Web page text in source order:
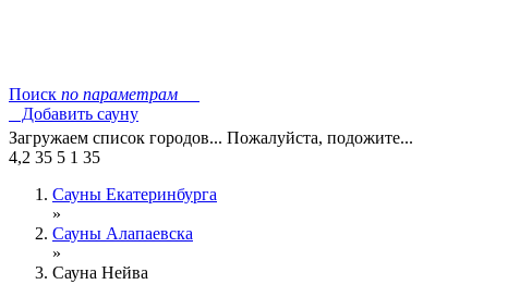
Поиск по параметрам
Добавить сауну
Загружаем список городов... Пожалуйста, подожите...
4,2 35 5 1 35
Сауны Екатеринбурга
»
Сауны Алапаевска
»
Сауна Нейва